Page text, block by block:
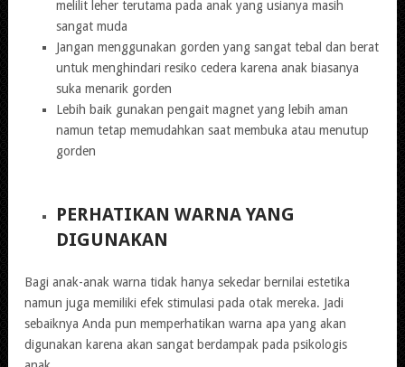
melilit leher terutama pada anak yang usianya masih
sangat muda
Jangan menggunakan gorden yang sangat tebal dan berat
untuk menghindari resiko cedera karena anak biasanya
suka menarik gorden
Lebih baik gunakan pengait magnet yang lebih aman
namun tetap memudahkan saat membuka atau menutup
gorden
PERHATIKAN WARNA YANG
DIGUNAKAN
Bagi anak-anak warna tidak hanya sekedar bernilai estetika
namun juga memiliki efek stimulasi pada otak mereka. Jadi
sebaiknya Anda pun memperhatikan warna apa yang akan
digunakan karena akan sangat berdampak pada psikologis